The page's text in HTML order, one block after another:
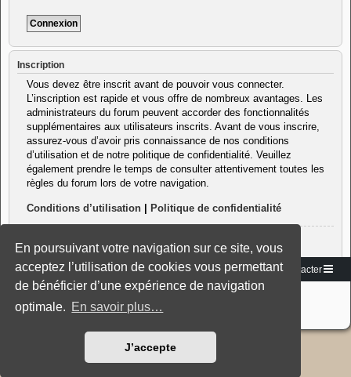
En poursuivant votre navigation sur ce site, vous
acceptez l’utilisation de cookies vous permettant
de bénéficier d’une expérience de navigation
optimale. En savoir plus…
J’accepte
Inscription
Vous devez être inscrit avant de pouvoir vous connecter.
L’inscription est rapide et vous offre de nombreux avantages. Les
administrateurs du forum peuvent accorder des fonctionnalités
supplémentaires aux utilisateurs inscrits. Avant de vous inscrire,
assurez-vous d’avoir pris connaissance de nos conditions
d’utilisation et de notre politique de confidentialité. Veuillez
également prendre le temps de consulter attentivement toutes les
règles du forum lors de votre navigation.
Conditions d’utilisation | Politique de confidentialité
Inscription
Vers le site Accueil du forum Nous contacter
Développé parphpBB ® Forum Software © phpBB Limited
Style: Black-Silver-Split by Joyce&Luna